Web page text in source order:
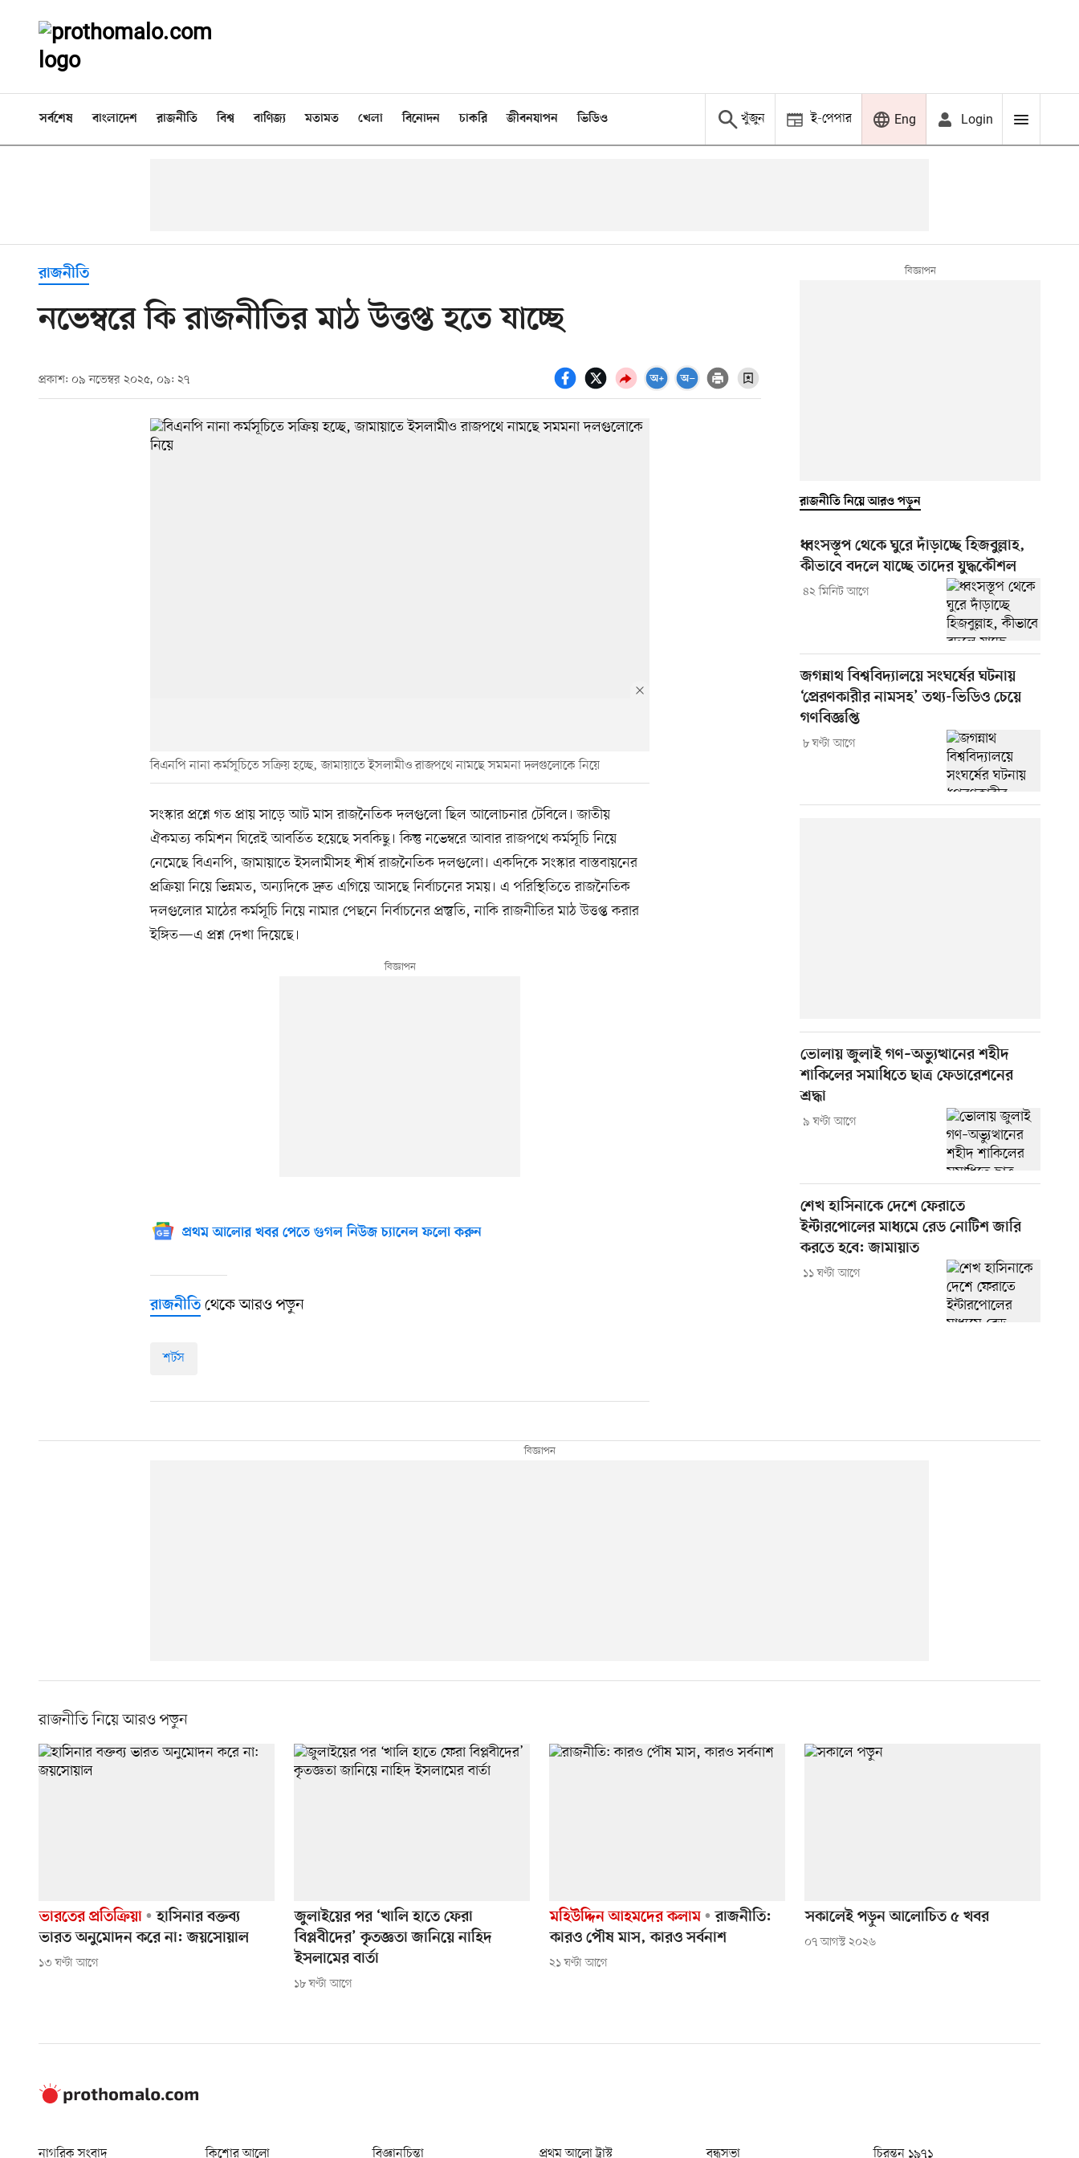
সর্বশেষ বাংলাদেশ রাজনীতি বিশ্ব বাণিজ্য মতামত খেলা বিনোদন চাকরি জীবনযাপন ভিডিও খুঁজুন ই-পেপার Eng Login
রাজনীতি
নভেম্বরে কি রাজনীতির মাঠ উত্তপ্ত হতে যাচ্ছে
প্রকাশ: ০৯ নভেম্বর ২০২৫, ০৯: ২৭
বিএনপি নানা কর্মসূচিতে সক্রিয় হচ্ছে, জামায়াতে ইসলামীও রাজপথে নামছে সমমনা দলগুলোকে নিয়ে
সংস্কার প্রশ্নে গত প্রায় সাড়ে আট মাস রাজনৈতিক দলগুলো ছিল আলোচনার টেবিলে। জাতীয়
ঐকমত্য কমিশন ঘিরেই আবর্তিত হয়েছে সবকিছু। কিন্তু নভেম্বরে আবার রাজপথে কর্মসূচি নিয়ে
নেমেছে বিএনপি, জামায়াতে ইসলামীসহ শীর্ষ রাজনৈতিক দলগুলো। একদিকে সংস্কার বাস্তবায়নের
প্রক্রিয়া নিয়ে ভিন্নমত, অন্যদিকে দ্রুত এগিয়ে আসছে নির্বাচনের সময়। এ পরিস্থিতিতে রাজনৈতিক
দলগুলোর মাঠের কর্মসূচি নিয়ে নামার পেছনে নির্বাচনের প্রস্তুতি, নাকি রাজনীতির মাঠ উত্তপ্ত করার
ইঙ্গিত—এ প্রশ্ন দেখা দিয়েছে।
প্রথম আলোর খবর পেতে গুগল নিউজ চ্যানেল ফলো করুন
রাজনীতি থেকে আরও পড়ুন
শর্টস
রাজনীতি নিয়ে আরও পড়ুন
ধ্বংসস্তূপ থেকে ঘুরে দাঁড়াচ্ছে হিজবুল্লাহ,
কীভাবে বদলে যাচ্ছে তাদের যুদ্ধকৌশল
৪২ মিনিট আগে
জগন্নাথ বিশ্ববিদ্যালয়ে সংঘর্ষের ঘটনায়
‘প্রেরণকারীর নামসহ’ তথ্য-ভিডিও চেয়ে
গণবিজ্ঞপ্তি
৮ ঘণ্টা আগে
ভোলায় জুলাই গণ–অভ্যুত্থানের শহীদ
শাকিলের সমাধিতে ছাত্র ফেডারেশনের
শ্রদ্ধা
৯ ঘণ্টা আগে
শেখ হাসিনাকে দেশে ফেরাতে
ইন্টারপোলের মাধ্যমে রেড নোটিশ জারি
করতে হবে: জামায়াত
১১ ঘণ্টা আগে
রাজনীতি নিয়ে আরও পড়ুন
ভারতের প্রতিক্রিয়া
হাসিনার বক্তব্য
ভারত অনুমোদন করে না: জয়সোয়াল
১৩ ঘণ্টা আগে
জুলাইয়ের পর ‘খালি হাতে ফেরা
বিপ্লবীদের’ কৃতজ্ঞতা জানিয়ে নাহিদ
ইসলামের বার্তা
১৮ ঘণ্টা আগে
মহিউদ্দিন আহমদের কলাম
রাজনীতি:
কারও পৌষ মাস, কারও সর্বনাশ
২১ ঘণ্টা আগে
সকালেই পড়ুন আলোচিত ৫ খবর
০৭ আগস্ট ২০২৬
নাগরিক সংবাদ কিশোর আলো বিজ্ঞানচিন্তা প্রথম আলো ট্রাস্ট বন্ধুসভা চিরন্তন ১৯৭১